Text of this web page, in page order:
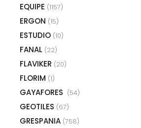
EQUIPE (1157)
ERGON (15)
ESTUDIO (10)
FANAL (22)
FLAVIKER (20)
FLORIM (1)
GAYAFORES (54)
GEOTILES (67)
GRESPANIA (758)